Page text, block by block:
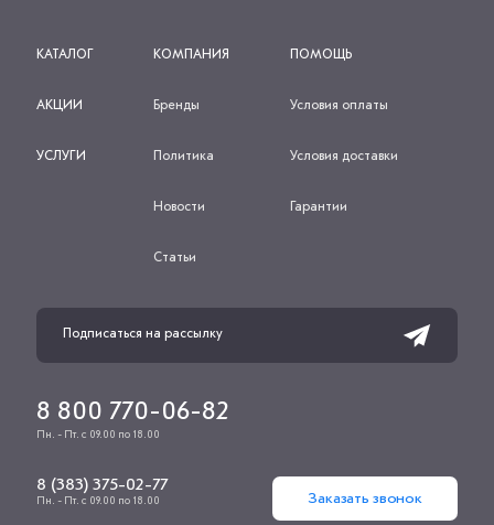
КАТАЛОГ
АКЦИИ
УСЛУГИ
КОМПАНИЯ
Бренды
Политика
Новости
Статьи
ПОМОЩЬ
Условия оплаты
Условия доставки
Гарантии
8 800 770-06-82
Пн. - Пт. с 09.00 по 18.00
8 (383) 375-02-77
Пн. - Пт. с 09.00 по 18.00 Заказать звонок